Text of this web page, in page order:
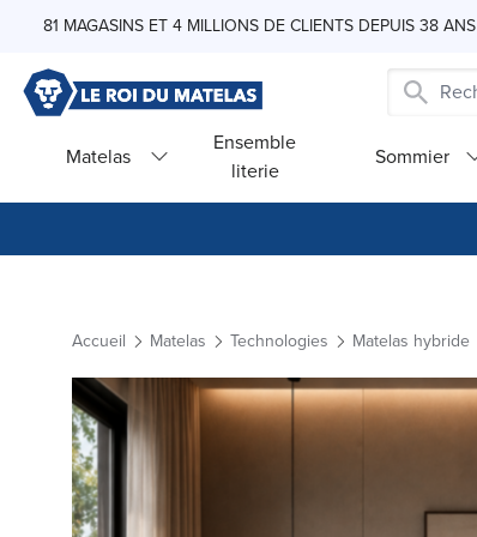
Skip to Content
81 MAGASINS ET 4 MILLIONS DE CLIENTS DEPUIS 38 ANS
Matelas
Ensemble
literie
Sommier
Accueil Matelas Technologies Matelas hybride